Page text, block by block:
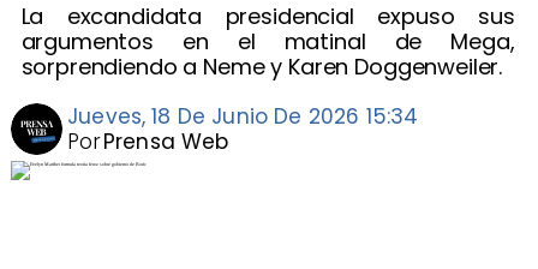
La excandidata presidencial expuso sus
argumentos en el matinal de Mega,
sorprendiendo a Neme y Karen Doggenweiler.
Jueves, 18 De Junio De 2026 15:34
Prensa Web
Por